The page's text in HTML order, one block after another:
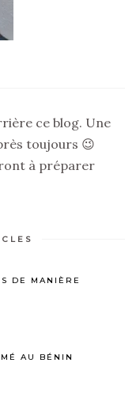
ce blog. Une
toujours 😉
à préparer
DE MANIÈRE
AU BÉNIN